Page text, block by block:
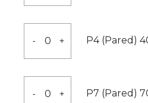
Pared)
54x35x2000
cantidad
-
(Pared)
40x14x2000
cantidad
+ P4 (Pared)
-
(Pared)
+ P7 (Pared)